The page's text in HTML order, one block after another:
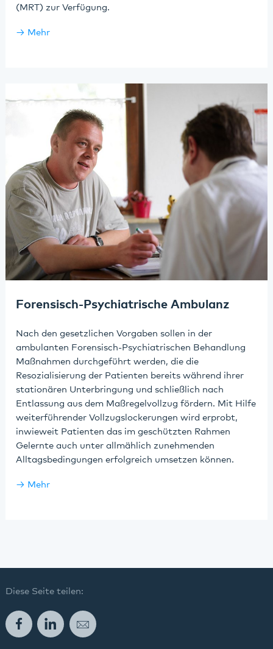
(MRT) zur Verfügung.
Mehr
Forensisch-Psychiatrische Ambulanz
Nach den gesetzlichen Vorgaben sollen in der
ambulanten Forensisch-Psychiatrischen Behandlung
Maßnahmen durchgeführt werden, die die
Resozialisierung der Patienten bereits während ihrer
stationären Unterbringung und schließlich nach
Entlassung aus dem Maßregelvollzug fördern. Mit Hilfe
weiterführender Vollzugslockerungen wird erprobt,
inwieweit Patienten das im geschützten Rahmen
Gelernte auch unter allmählich zunehmenden
Alltagsbedingungen erfolgreich umsetzen können.
Mehr
Diese Seite teilen:
FacebookLinkedInE-Mail